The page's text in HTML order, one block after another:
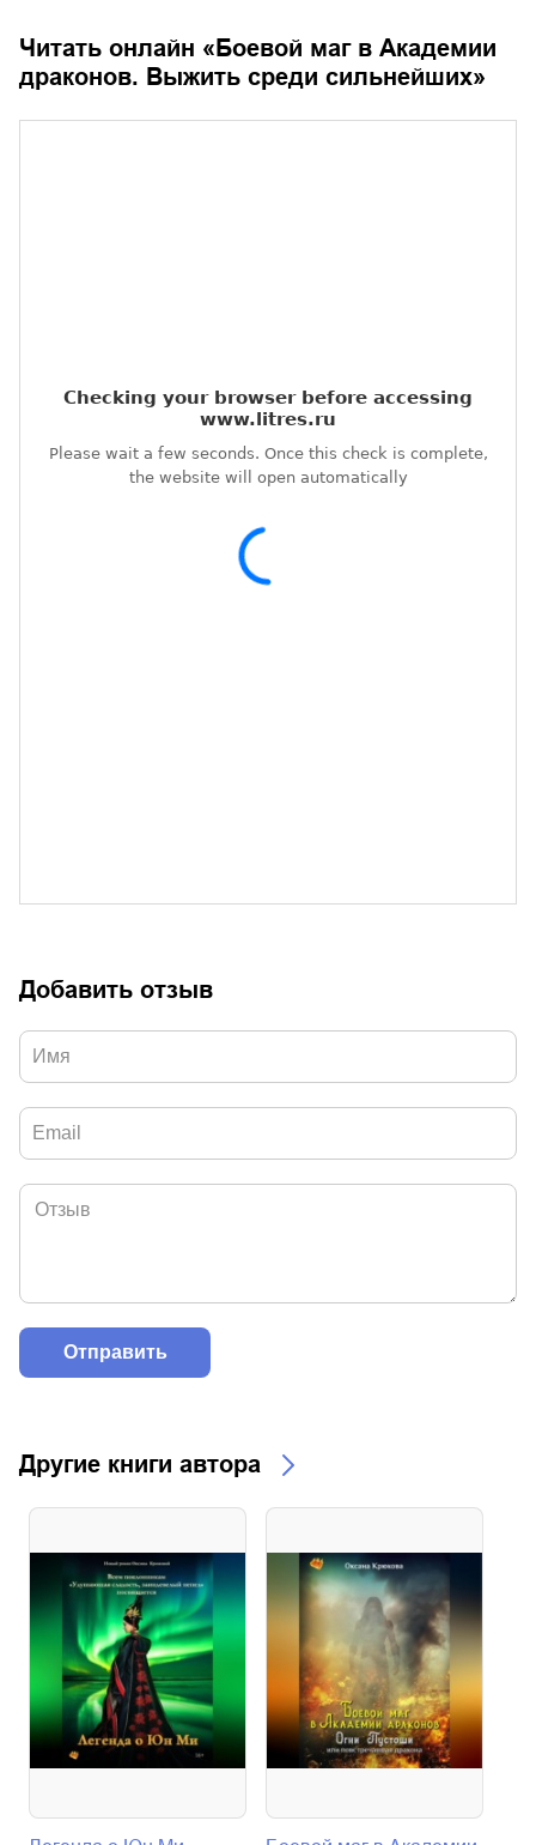
Читать онлайн « Боевой маг в Академии
драконов. Выжить среди сильнейших»
Добавить отзыв
Другие книги автора